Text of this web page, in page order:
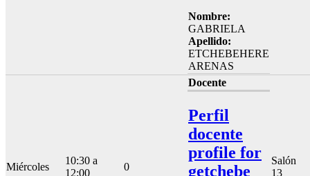
Nombre:
GABRIELA
Apellido:
ETCHEBEHERE
ARENAS
Miércoles
10:30 a
12:00
0
Docente
Perfil
docente
profile for
getchebe
Salón
13